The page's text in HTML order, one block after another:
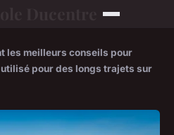
les meilleurs conseils pour
pour des longs trajets sur